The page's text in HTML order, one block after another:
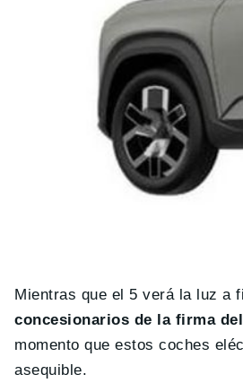
Mientras que el 5 verá la luz a
concesionarios de la firma
momento que estos coches
asequible.